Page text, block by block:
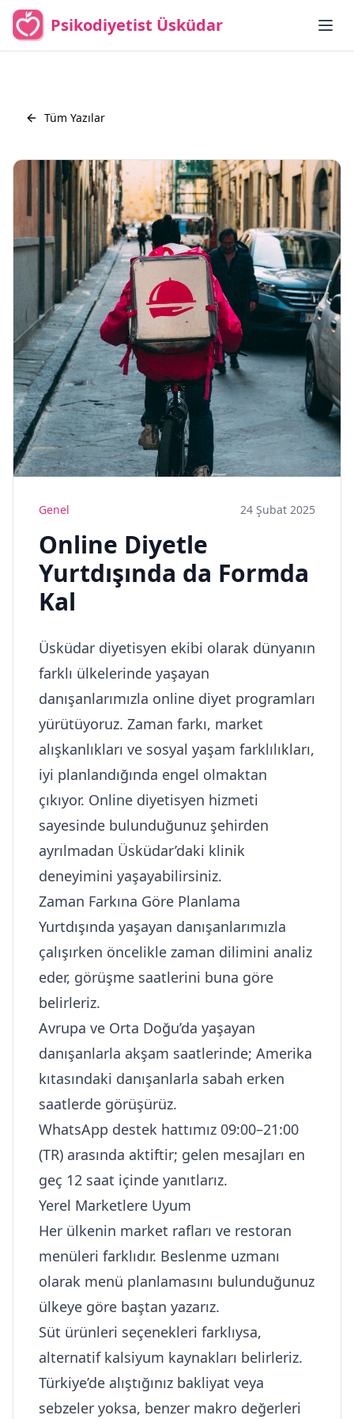
Psikodiyetist Üsküdar
Tüm Yazılar
Genel 24 Şubat 2025
Online Diyetle
Yurtdışında da Formda
Kal
Üsküdar diyetisyen ekibi olarak dünyanın
farklı ülkelerinde yaşayan
danışanlarımızla online diyet programları
yürütüyoruz. Zaman farkı, market
alışkanlıkları ve sosyal yaşam farklılıkları,
iyi planlandığında engel olmaktan
çıkıyor. Online diyetisyen hizmeti
sayesinde bulunduğunuz şehirden
ayrılmadan Üsküdar’daki klinik
deneyimini yaşayabilirsiniz.
Zaman Farkına Göre Planlama
Yurtdışında yaşayan danışanlarımızla
çalışırken öncelikle zaman dilimini analiz
eder, görüşme saatlerini buna göre
belirleriz.
Avrupa ve Orta Doğu’da yaşayan
danışanlarla akşam saatlerinde; Amerika
kıtasındaki danışanlarla sabah erken
saatlerde görüşürüz.
WhatsApp destek hattımız 09:00–21:00
(TR) arasında aktiftir; gelen mesajları en
geç 12 saat içinde yanıtlarız.
Yerel Marketlere Uyum
Her ülkenin market rafları ve restoran
menüleri farklıdır. Beslenme uzmanı
olarak menü planlamasını bulunduğunuz
ülkeye göre baştan yazarız.
Süt ürünleri seçenekleri farklıysa,
alternatif kalsiyum kaynakları belirleriz.
Türkiye’de alıştığınız bakliyat veya
sebzeler yoksa, benzer makro değerleri